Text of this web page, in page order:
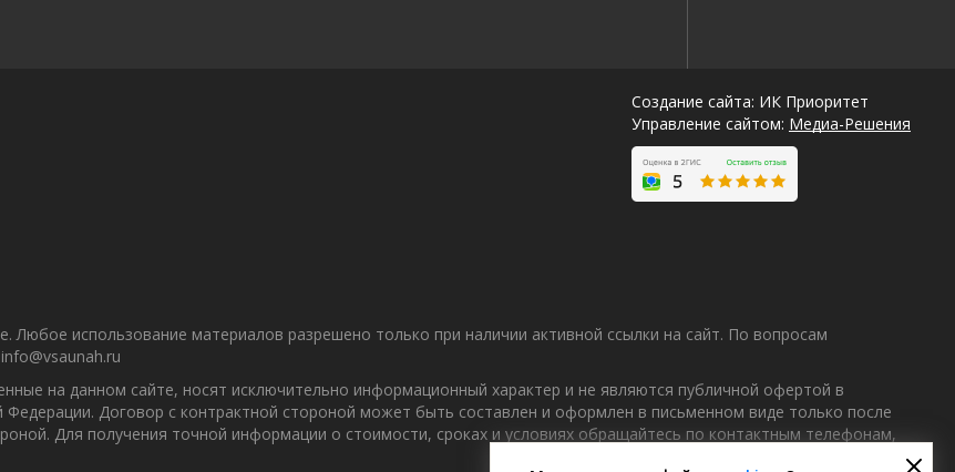
Создание сайта: ИК Приоритет
Управление сайтом: Медиа-Решения
использование материалов разрешено только при наличии активной ссылки на сайт. По вопросам
на данном сайте, носят исключительно информационный характер и не являются публичной офертой в
Федерации. Договор с контрактной стороной может быть составлен и оформлен в письменном виде только после
Для получения точной информации о стоимости, сроках и условиях обращайтесь по контактным телефонам,
Лучшие